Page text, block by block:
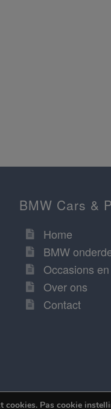
BMW Cars &
Home
BMW
Occasions
Over ons
Contact
cookies. Pas cookie